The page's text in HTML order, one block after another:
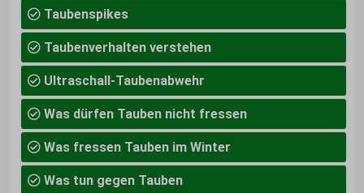
Taubenspikes
Taubenverhalten verstehen
Ultraschall-Taubenabwehr
Was dürfen Tauben nicht fressen
Was fressen Tauben im Winter
Was tun gegen Tauben